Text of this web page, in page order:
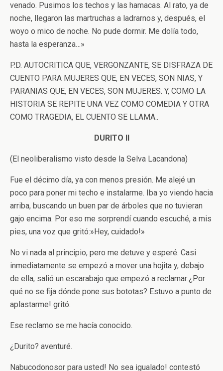
venado. Pusimos los techos y las hamacas. Al rato, ya de
noche, llegaron las martruchas a ladrarnos y, después, el
woyo o mico de noche. No pude dormir. Me dolía todo,
hasta la esperanza…»
P.D. AUTOCRITICA QUE, VERGONZANTE, SE DISFRAZA DE
CUENTO PARA MUJERES QUE, EN VECES, SON NIAS, Y
PARANIAS QUE, EN VECES, SON MUJERES. Y, COMO LA
HISTORIA SE REPITE UNA VEZ COMO COMEDIA Y OTRA
COMO TRAGEDIA, EL CUENTO SE LLAMA..
DURITO II
(El neoliberalismo visto desde la Selva Lacandona)
Fue el décimo día, ya con menos presión. Me alejé un
poco para poner mi techo e instalarme. Iba yo viendo hacia
arriba, buscando un buen par de árboles que no tuvieran
gajo encima. Por eso me sorprendí cuando escuché, a mis
pies, una voz que gritó:»Hey, cuidado!»
No vi nada al principio, pero me detuve y esperé. Casi
inmediatamente se empezó a mover una hojita y, debajo
de ella, salió un escarabajo que empezó a reclamar:­¿Por
qué no se fija dónde pone sus bototas? Estuvo a punto de
aplastarme! ­gritó.
Ese reclamo se me hacía conocido.
­¿Durito? ­aventuré.
­Nabucodonosor para usted! No sea igualado! ­contestó